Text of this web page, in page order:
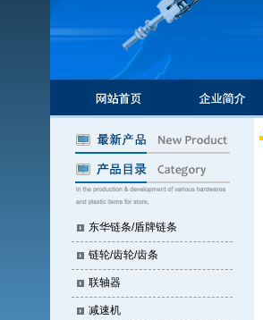
东华链条/盾牌链条
链轮/齿轮/齿条
联轴器
减速机